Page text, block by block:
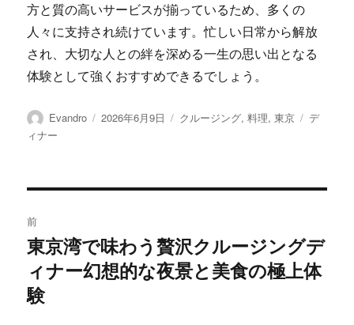
方と質の高いサービスが揃っているため、多くの
人々に支持され続けています。忙しい日常から解放
され、大切な人との絆を深める一生の思い出となる
体験として強くおすすめできるでしょう。
投
稿
Evandro
投
2026年6月9日
カ
クルージング,料理,東京
タ
デ
ィナー
稿
ナ
ビ
前
前
の
投
東京湾で味わう贅沢クルージングデ
ィナー幻想的な夜景と美食の極上体
験